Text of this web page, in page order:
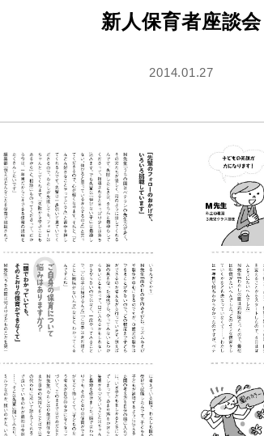
新人保育者座談会
2014.01.27